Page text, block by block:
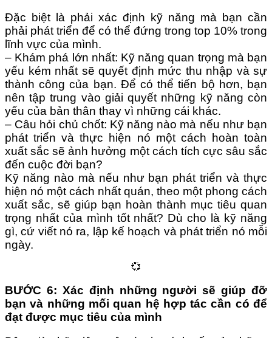
Đặc biệt là phải xác định kỹ năng mà bạn cần
phải phát triển để có thể đứng trong top 10% trong
lĩnh vực của mình.
– Khám phá lớn nhất: Kỹ năng quan trọng mà bạn
yếu kém nhất sẽ quyết định mức thu nhập và sự
thành công của bạn. Để có thể tiến bộ hơn, bạn
nên tập trung vào giải quyết những kỹ năng còn
yếu của bản thân thay vì những cái khác.
– Câu hỏi chủ chốt: Kỹ năng nào mà nếu như bạn
phát triển và thực hiện nó một cách hoàn toàn
xuất sắc sẽ ảnh hưởng một cách tích cực sâu sắc
đến cuộc đời bạn?
Kỹ năng nào mà nếu như bạn phát triển và thực
hiện nó một cách nhất quán, theo một phong cách
xuất sắc, sẽ giúp bạn hoàn thành mục tiêu quan
trọng nhất của mình tốt nhất? Dù cho là kỹ năng
gì, cứ viết nó ra, lập kế hoạch và phát triển nó mỗi
ngày.
💞
BƯỚC 6: Xác định những người sẽ giúp đỡ
bạn và những mối quan hệ hợp tác cần có để
đạt được mục tiêu của mình